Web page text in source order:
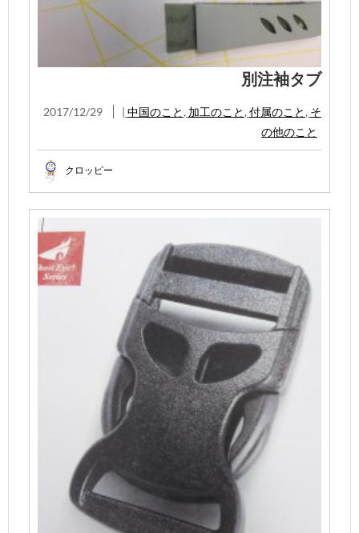
別注袖タブ
2017/12/29 | 中国のこと , 加工のこと , 付属のこと , そ
の他のこと
クロッピー